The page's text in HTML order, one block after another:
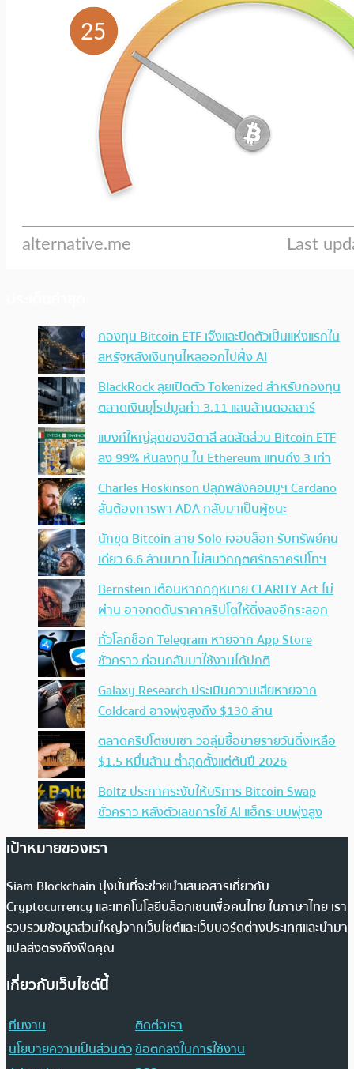
กองทุน Bitcoin ETF เจ๊งและปิดตัวเป็นแห่งแรกใน
สหรัฐหลังเงินทุนไหลออกไปฝั่ง AI
BlackRock ลุยเปิดตัว Tokenized สำหรับกองทุน
ตลาดเงินยุโรปมูลค่า 3.11 แสนล้านดอลลาร์
แบงก์ใหญ่สุดของอิตาลี ลดสัดส่วน Bitcoin ETF
ลง 99% หันลงทุน ใน Ethereum แทนถึง 3 เท่า
Charles Hoskinson ปลุกพลังคอมมูฯ Cardano
ลั่นต้องการพา ADA กลับมาเป็นผู้ชนะ
นักขุด Bitcoin สาย Solo เจอบล็อก รับทรัพย์คน
เดียว 6.6 ล้านบาท ไม่สนวิกฤตศรัทธาคริปโทฯ
Bernstein เตือนหากกฎหมาย CLARITY Act ไม่
ผ่าน อาจกดดันราคาคริปโตให้ดิ่งลงอีกระลอก
ทั่วโลกช็อก Telegram หายจาก App Store
ชั่วคราว ก่อนกลับมาใช้งานได้ปกติ
Galaxy Research ประเมินความเสียหายจาก
Coldcard อาจพุ่งสูงถึง $130 ล้าน
ตลาดคริปโตซบเซา วอลุ่มซื้อขายรายวันดิ่งเหลือ
$1.5 หมื่นล้าน ต่ำสุดตั้งแต่ต้นปี 2026
Boltz ประกาศระงับให้บริการ Bitcoin Swap
ชั่วคราว หลังตัวเลขการใช้ AI แฮ็กระบบพุ่งสูง
เป้าหมายของเรา
Siam Blockchain มุ่งมั่นที่จะช่วยนำเสนอสารเกี่ยวกับ
Cryptocurrency และเทคโนโลยีบล็อกเชนเพื่อคนไทย ในภาษาไทย เรา
รวบรวมข้อมูลส่วนใหญ่จากเว็บไซต์และเว็บบอร์ดต่างประเทศและนำมา
แปลส่งตรงถึงฟีดคุณ
เกี่ยวกับเว็บไซต์นี้
ทีมงาน
ติดต่อเรา
นโยบายความเป็นส่วนตัวข้อตกลงในการใช้งาน